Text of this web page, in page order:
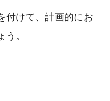
付けて、計画的にお
。